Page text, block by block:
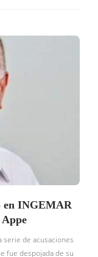
en INGEMAR
serie de acusaciones
fue despojada de su